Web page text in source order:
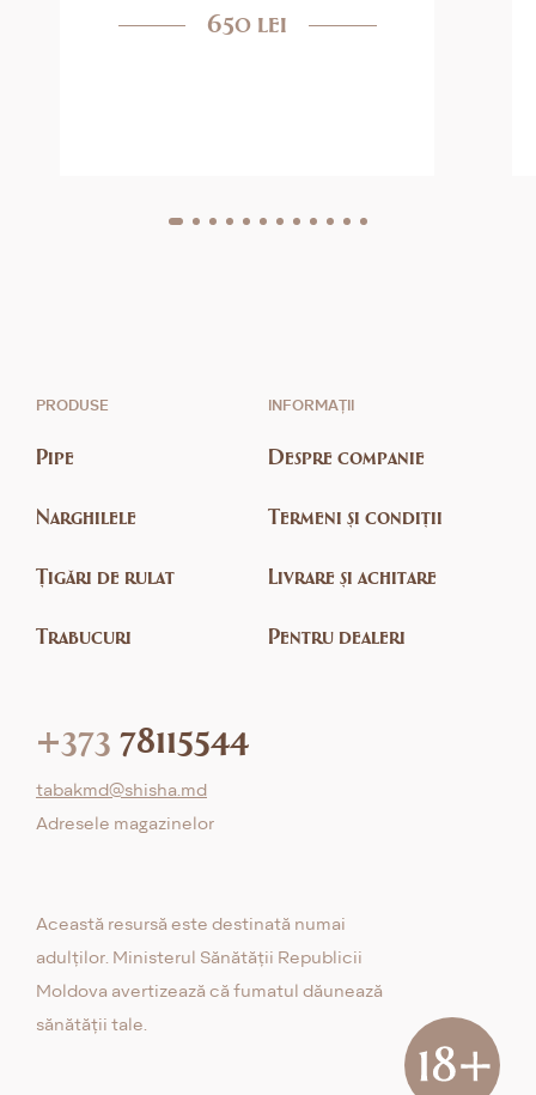
650 lei
PRODUSE
Pipe
Narghilele
Țigări de rulat
Trabucuri
INFORMAȚII
Despre companie
Termeni și condiții
Livrare și achitare
Pentru dealeri
+373 78115544
tabakmd@shisha.md
Adresele magazinelor
Această resursă este destinată numai
adulților. Ministerul Sănătății Republicii
Moldova avertizează că fumatul dăunează
sănătății tale.